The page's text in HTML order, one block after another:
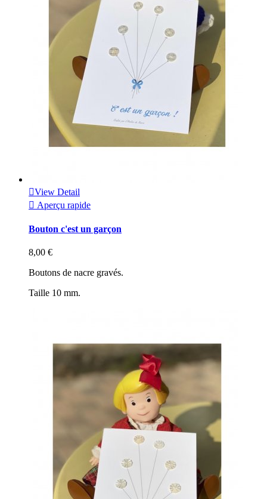
View Detail
 Aperçu rapide
Bouton c'est un garçon
8,00 €
Boutons de nacre gravés.
Taille 10 mm.